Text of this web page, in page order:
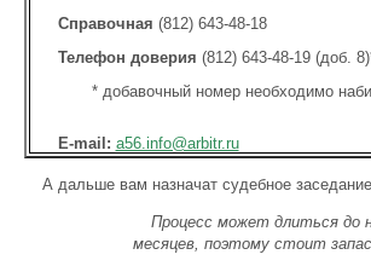
Справочная (812) 643-48-18
Телефон доверия (812) 643-48-19 (доб.
* добавочный номер необходимо
E-mail: a56.info@arbitr.ru
А дальше вам назначат судебное заседание.
Процесс может длиться до
месяцев, поэтому стоит